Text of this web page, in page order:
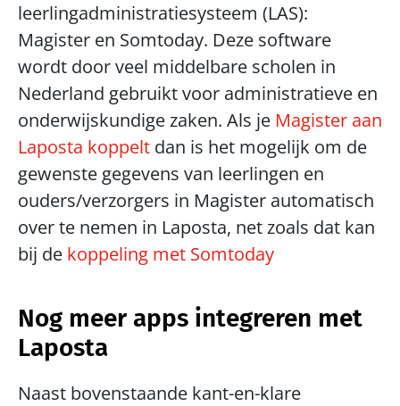
leerlingadministratiesysteem (LAS):
Magister en Somtoday. Deze software
wordt door veel middelbare scholen in
Nederland gebruikt voor administratieve en
onderwijskundige zaken. Als je Magister aan
Laposta koppelt dan is het mogelijk om de
gewenste gegevens van leerlingen en
ouders/verzorgers in Magister automatisch
over te nemen in Laposta, net zoals dat kan
bij de koppeling met Somtoday
Nog meer apps integreren met
Laposta
Naast bovenstaande kant-en-klare